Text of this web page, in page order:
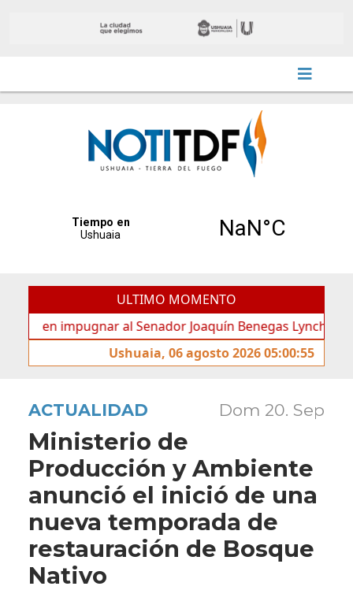
ULTIMO MOMENTO
impugnar al Senador Joaquín Benegas Lynch por
Ushuaia, 06 agosto 2026 05:00:55
ACTUALIDAD Dom 20. Sep
Ministerio de
Producción y Ambiente
anunció el inició de una
nueva temporada de
restauración de Bosque
Nativo